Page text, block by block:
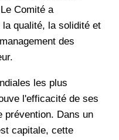
Comité a
qualité, la solidité et
des
les plus
l'efficacité de ses
prévention. Dans un
capitale, cette